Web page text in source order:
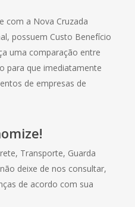
com a Nova Cruzada
possuem Custo Benefício
uma comparação entre
para que imediatamente
de empresas de
Transporte, Guarda
deixe de nos consultar,
de acordo com sua